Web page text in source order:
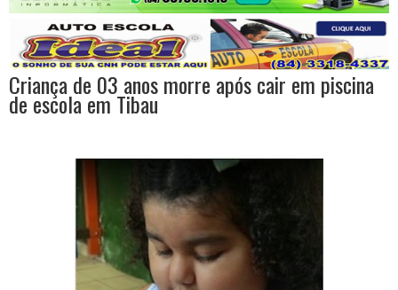
Criança de 03 anos morre após cair em piscina
de escola em Tibau